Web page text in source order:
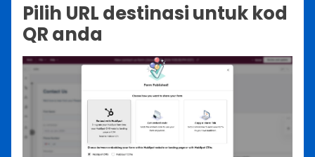
Pilih URL destinasi untuk kod
QR anda